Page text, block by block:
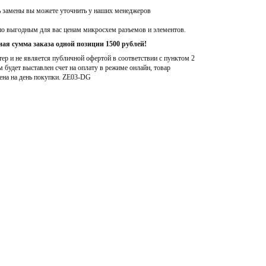
замены вы можете уточнить у наших менеджеров
выгодным для вас ценам микросхем разъемов и элементов.
сумма заказа одной позиции 1500 рублей!
и не является публичной офертой в соответствии с пунктом 2
выставлен счет на оплату в режиме онлайн, товар
на день покупки. ZE03-DG